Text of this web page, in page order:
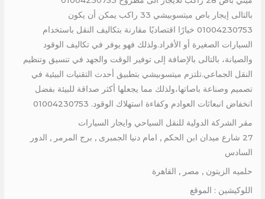
بالتالى إيجار باص ميتسوبيشي 33 راكب يمكن أن يكون
01004230753 خيارًا اقتصاديًا مقارنة بتكاليف النقل باستخدام
السيارات الصغيرة أو الأفراد.ولذلك فهو يوفر في تكاليف الوقود
والصيانة، بالتالى بالإضافة إلى توفير الوقت والجهد في تنسيق وتنظيم
النقل الجماعي.تلتزم ميتسوبيشي بتطبيق أحدث التقنيات البيئية في
تصميم وصناعة باصاتها،ولذلك مما يجعلها أكثر صداقة للبيئة بفضل
انخفاض انبعاثات العوادم وكفاءة استهلاك الوقود. 01004230753
مقر الشركة الدولية للنقل السياحي وايجار السيارات
27 شارع ميدان ابن الحكم , امام دنيا الجمبرى , برج المرمر , الدور
السادس
حلميه الزيتون , مصر , القاهرة
اللوكيشين : الموقع